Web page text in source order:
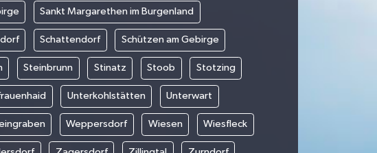
Sankt Margarethen im Burgenland
Schattendorf Schützen am Gebirge
Steinbrunn Stinatz Stoob Stotzing
Unterkohlstätten Unterwart
Weppersdorf Wiesen Wiesfleck